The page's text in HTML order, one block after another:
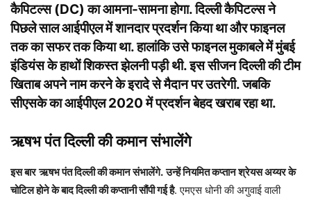
कैपिटल्स (DC) का आमना-सामना होगा.दिल्ली कैपिटल्स ने
पिछले साल आईपीएल में शानदार प्रदर्शन किया था और फाइनल
तक का सफर तक किया था. हालांकि उसे फाइनल मुकाबले में मुंबई
इंडियंस के हाथों शिकस्त झेलनी पड़ी थी.इस सीजन दिल्ली की टीम
खिताब अपने नाम करने के इरादे से मैदान पर उतरेगी. जबकि
सीएसके का आईपीएल 2020 में प्रदर्शन बेहद खराब रहा था.
ऋषभ पंत दिल्ली की कमान संभालेंगे
इस बार ऋषभ पंत दिल्ली की कमान संभालेंगे. उन्हें नियमित कप्तान श्रेयस अय्यर के
चोटिल होने के बाद दिल्ली की कप्तानी सौंपी गई है. एमएस धोनी की अगुवाई वाली